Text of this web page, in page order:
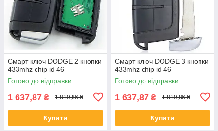
Смарт ключ DODGE 2 кнопки
433mhz chip id 46
Готово до відправки
1 637,87 ₴ 1 819,86 ₴
Купити
Смарт ключ DODGE 3 кнопки
433mhz chip id 46
Готово до відправки
1 637,87 ₴ 1 819,86 ₴
Купити